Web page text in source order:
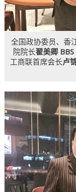
全国政协委员、香
院院长翟美卿 BBS
工商联首席会长卢